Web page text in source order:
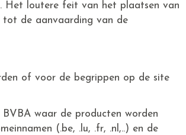
Het loutere feit van het plaatsen van
tot de aanvaarding van de
of voor de begrippen op de site
waar de producten worden
(.be, .lu, .fr, .nl,..) en de